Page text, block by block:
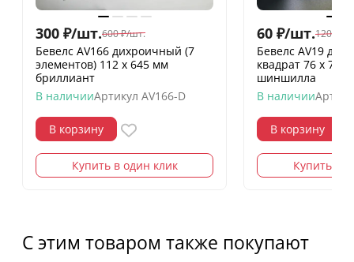
300 ₽/шт.600 ₽/шт.
Бевелс AV166 дихроичный (7
элементов) 112 х 645 мм
бриллиант
В наличииАртикул AV166-D
В корзину
Купить в один клик
60 ₽/шт.120
Бевелс AV19
квадрат 76 х 76
шиншилла
В наличии
В корзину
Купить в
С этим товаром также покупают